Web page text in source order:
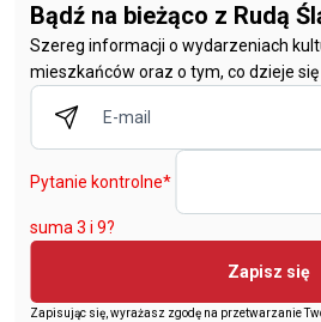
Bądź na bieżąco z Rudą
Szereg informacji o wydarzeniach
mieszkańców oraz o tym, co dzieje
Pytanie kontrolne*
suma 3 i 9?
Zapisz się
Zapisując się, wyrażasz zgodę na przetwarzanie